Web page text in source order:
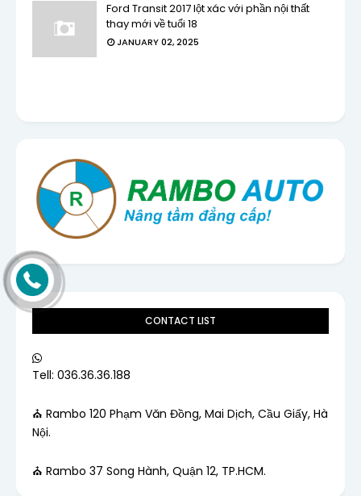
Ford Transit 2017 lột xác với phần nội thất
thay mới về tuổi 18
JANUARY 02, 2025
CONTACT LIST
Tell: 036.36.36.188
⛪ Rambo 120 Phạm Văn Đồng, Mai Dịch, Cầu Giấy, Hà
Nội.
⛪ Rambo 37 Song Hành, Quận 12, TP.HCM.